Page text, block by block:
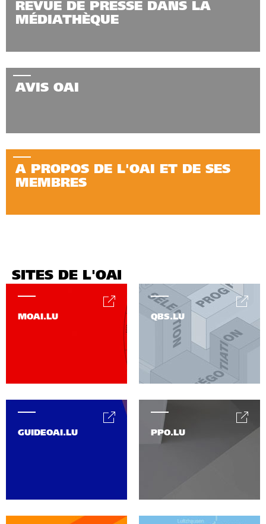
REVUE DE PRESSE DANS LA
MÉDIATHÈQUE
AVIS OAI
A PROPOS DE L'OAI ET DE SES
MEMBRES
SITES DE L'OAI
MOAI.LU QBS.LU
PPO.LU
GUIDEOAI.LU